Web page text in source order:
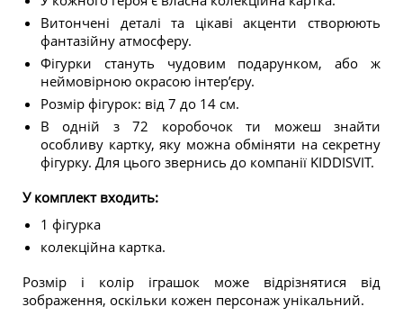
Витончені деталі та цікаві акценти створюють
фантазійну атмосферу.
Фігурки стануть чудовим подарунком, або ж
неймовірною окрасою інтер’єру.
Розмір фігурок: від 7 до 14 см.
В одній з 72 коробочок ти можеш знайти
особливу картку, яку можна обміняти на секретну
фігурку. Для цього звернись до компанії KIDDISVIT.
У комплект входить:
1 фігурка
колекційна картка.
Розмір і колір іграшок може відрізнятися від
зображення, оскільки кожен персонаж унікальний.